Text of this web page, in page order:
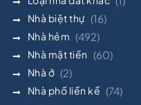
Nhà biệt thự (16)
Nhà hẻm (492)
Nhà mặt tiền (60)
Nhà ở (2)
Nhà phố liền kề (74)